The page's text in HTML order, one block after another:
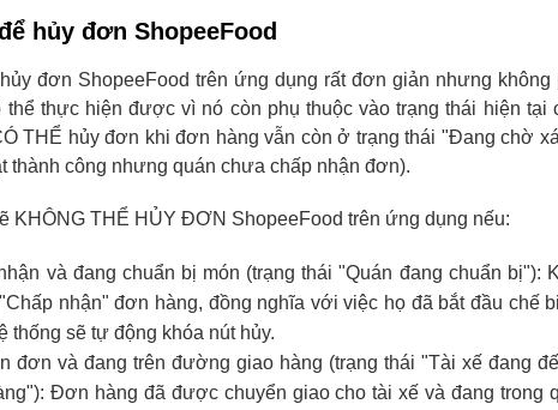
hủy đơn ShopeeFood
đơn ShopeeFood trên ứng dụng rất đơn giản nhưng không
thể thực hiện được vì nó còn phụ thuộc vào trạng thái hiện tại
THỂ hủy đơn khi đơn hàng vẫn còn ở trạng thái "Đang chờ
thành công nhưng quán chưa chấp nhận đơn).
KHÔNG THỂ HỦY ĐƠN ShopeeFood trên ứng dụng nếu:
và đang chuẩn bị món (trạng thái "Quán đang chuẩn bị"):
nhận" đơn hàng, đồng nghĩa với việc họ đã bắt đầu chế
thống sẽ tự động khóa nút hủy.
đơn và đang trên đường giao hàng (trạng thái "Tài xế đang
Đơn hàng đã được chuyển giao cho tài xế và đang trong